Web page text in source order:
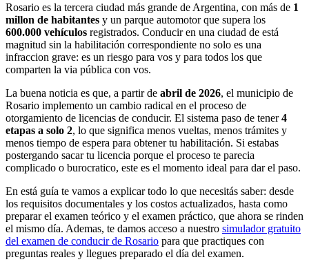
Rosario es la tercera ciudad más grande de Argentina, con más de 1
millon de habitantes y un parque automotor que supera los
600.000 vehículos registrados. Conducir en una ciudad de está
magnitud sin la habilitación correspondiente no solo es una
infraccion grave: es un riesgo para vos y para todos los que
comparten la via pública con vos.
La buena noticia es que, a partir de abril de 2026, el municipio de
Rosario implemento un cambio radical en el proceso de
otorgamiento de licencias de conducir. El sistema paso de tener4
etapas a solo 2, lo que significa menos vueltas, menos trámites y
menos tiempo de espera para obtener tu habilitación. Si estabas
postergando sacar tu licencia porque el proceso te parecia
complicado o burocratico, este es el momento ideal para dar el paso.
En está guía te vamos a explicar todo lo que necesitás saber: desde
los requisitos documentales y los costos actualizados, hasta como
preparar el examen teórico y el examen práctico, que ahora se rinden
el mismo día. Ademas, te damos acceso a nuestro simulador gratuito
del examen de conducir de Rosario para que practiques con
preguntas reales y llegues preparado el día del examen.